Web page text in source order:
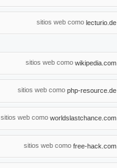
sitios web como lecturio.de
sitios web como wikipedia.com
sitios web como php-resource.de
sitios web como worldslastchance.com
sitios web como free-hack.com